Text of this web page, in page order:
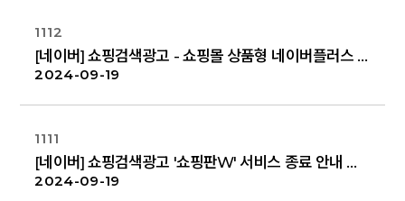
1112
[네이버] 쇼핑검색광고 - 쇼핑몰 상품형 네이버플러스 스토어 신규 노출 안내
2024-09-19
1111
[네이버] 쇼핑검색광고 '쇼핑판W' 서비스 종료 안내
2024-09-19